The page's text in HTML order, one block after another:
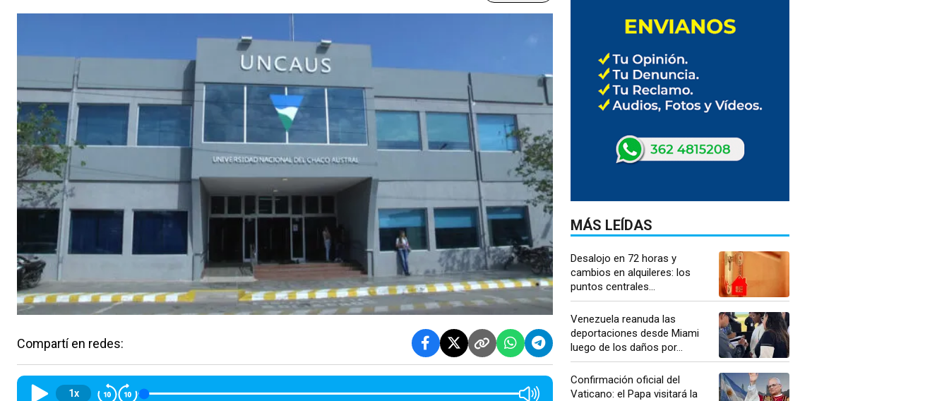
Compartí en redes:
1x
MÁS LEÍDAS
Desalojo en 72 horas y
cambios en alquileres: los
puntos centrales...
Venezuela reanuda las
deportaciones desde Miami
luego de los daños por...
Confirmación oficial del
Vaticano: el Papa visitará la